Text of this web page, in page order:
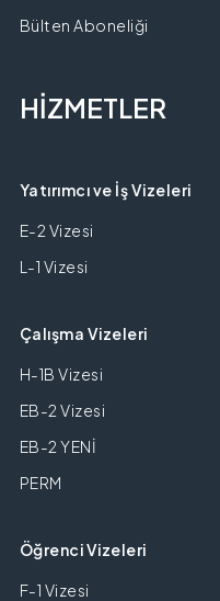
Bülten Aboneliği
HİZMETLER
Yatırımcı ve İş Vizeleri
E-2 Vizesi
L-1 Vizesi
Çalışma Vizeleri
H-1B Vizesi
EB-2 Vizesi
EB-2 YENİ
PERM
Öğrenci Vizeleri
F-1 Vizesi